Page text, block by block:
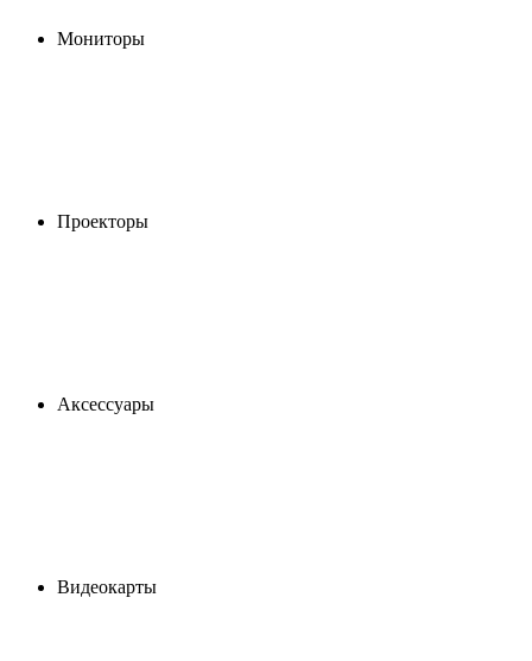
Мониторы
Проекторы
Аксессуары
Видеокарты